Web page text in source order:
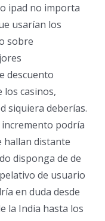
ipad no importa
usarían los
sobre
descuento
casinos,
siquiera deberías.
podrí­a
distante
disponga de de
de usuario
en duda desde
la India hasta los